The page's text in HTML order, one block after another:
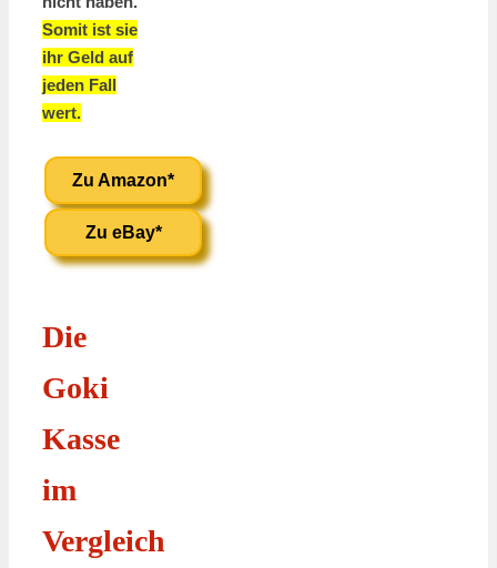
Somit ist sie
ihr Geld auf
jeden Fall
wert.
Zu Amazon*
Zu eBay*
Die
Goki
Kasse
im
Vergleich